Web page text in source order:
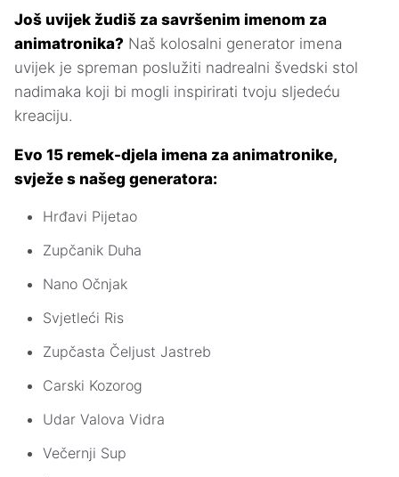
Još uvijek žudiš za savršenim imenom za
animatronika? Naš kolosalni generator imena
uvijek je spreman poslužiti nadrealni švedski stol
nadimaka koji bi mogli inspirirati tvoju sljedeću
kreaciju.
Evo 15 remek-djela imena za animatronike,
svježe s našeg generatora:
Hrđavi Pijetao
Zupčanik Duha
Nano Očnjak
Svjetleći Ris
Zupčasta Čeljust Jastreb
Carski Kozorog
Udar Valova Vidra
Večernji Sup